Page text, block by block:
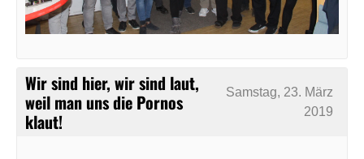
Wir sind hier, wir sind laut,
weil man uns die Pornos
klaut!
Samstag, 23. März
2019